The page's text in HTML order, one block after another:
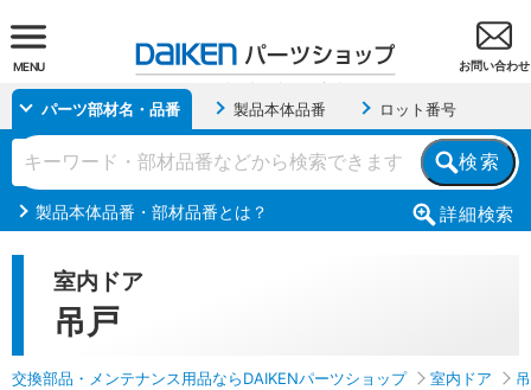
お問い合わせ
MENU
パーツ部材名・品番 製品本体品番 ロット番号
検索
詳細検索
製品本体品番・部材品番とは？
室内ドア
吊戸
交換部品・メンテナンス用品ならDAIKENパーツショップ 室内ドア